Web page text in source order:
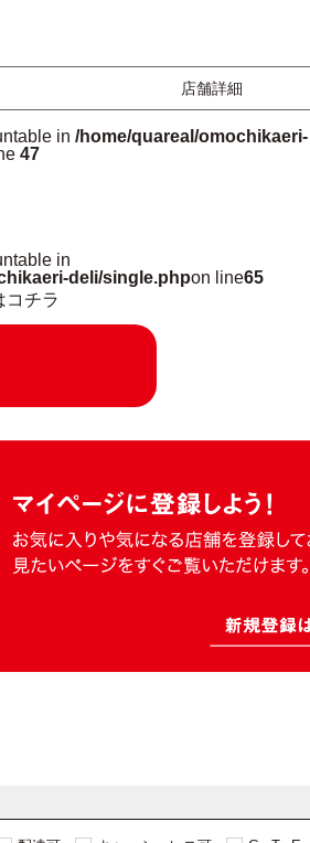
店舗詳細
in /home/quareal/omochikaeri-
47
in
deli/single.phpon line65
コチラ